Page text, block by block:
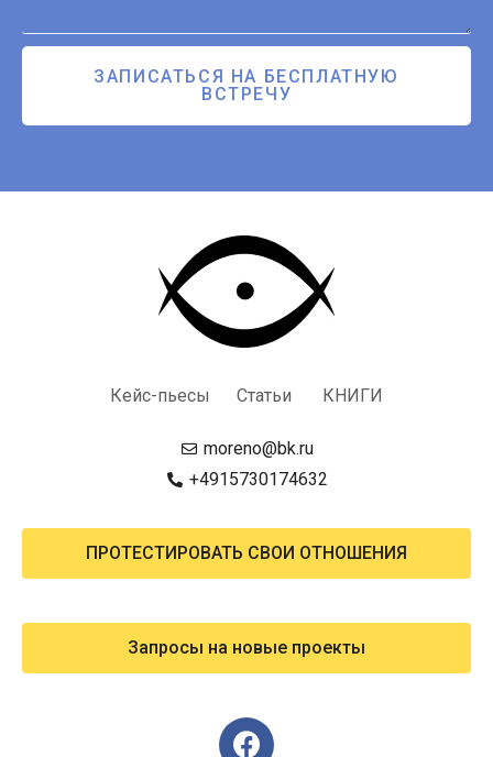
ЗАПИСАТЬСЯ НА БЕСПЛАТНУЮ
ВСТРЕЧУ
Кейс-пьесы Статьи КНИГИ
moreno@bk.ru
+4915730174632
ПРОТЕСТИРОВАТЬ СВОИ ОТНОШЕНИЯ
Запросы на новые проекты